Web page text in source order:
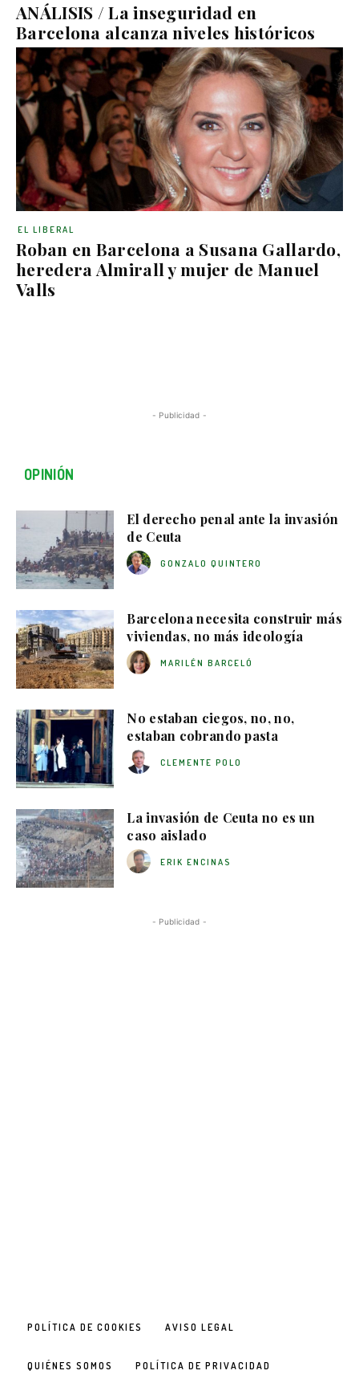
ANÁLISIS / La inseguridad en
Barcelona alcanza niveles históricos
Roban en Barcelona a Susana Gallardo,
heredera Almirall y mujer de Manuel
Valls
EL LIBERAL
- Publicidad -
OPINIÓN
El derecho penal ante la invasión
de Ceuta
GONZALO QUINTERO
Barcelona necesita construir más
viviendas, no más ideología
MARILÉN BARCELÓ
No estaban ciegos, no, no,
estaban cobrando pasta
CLEMENTE POLO
La invasión de Ceuta no es un
caso aislado
ERIK ENCINAS
- Publicidad -
POLÍTICA DE COOKIES AVISO LEGAL
QUIÉNES SOMOS POLÍTICA DE PRIVACIDAD